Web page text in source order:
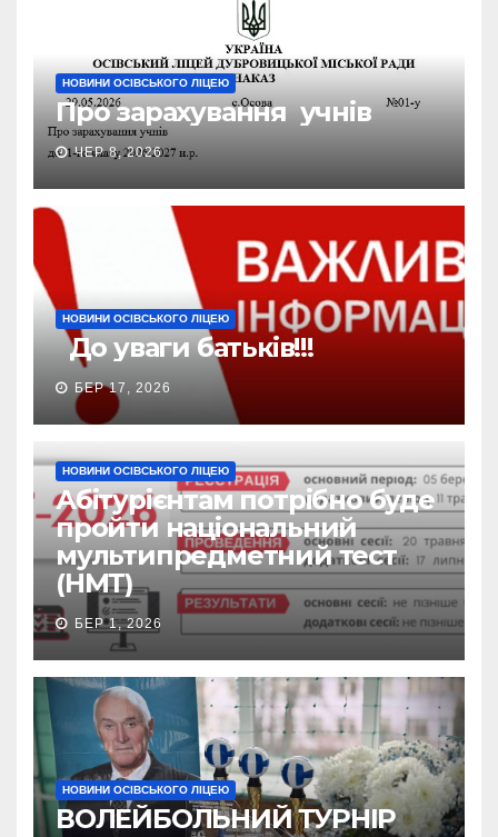
НОВИНИ ОСІВСЬКОГО ЛІЦЕЮ
Про зарахування учнів
ЧЕР 8, 2026
НОВИНИ ОСІВСЬКОГО ЛІЦЕЮ
До уваги батьків!!!
БЕР 17, 2026
НОВИНИ ОСІВСЬКОГО ЛІЦЕЮ
Абітурієнтам потрібно буде
пройти національний
мультипредметний тест
(НМТ)
БЕР 1, 2026
НОВИНИ ОСІВСЬКОГО ЛІЦЕЮ
ВОЛЕЙБОЛЬНИЙ ТУРНІР